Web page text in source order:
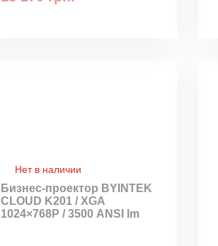
Нет в наличии
Бизнес-проектор BYINTEK
CLOUD K201 / XGA
1024×768Р / 3500 ANSI lm